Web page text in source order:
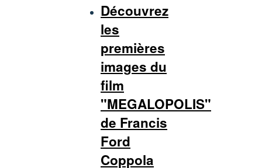
Découvrez
les
premières
images du
film
"MEGALOPOLIS"
de Francis
Ford
Coppola